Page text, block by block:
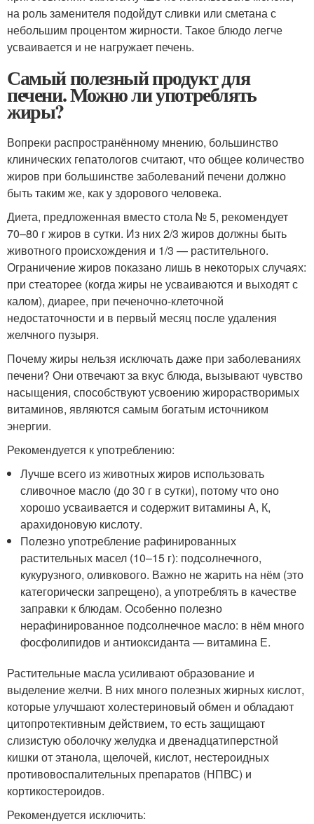
на роль заменителя подойдут сливки или сметана с
небольшим процентом жирности. Такое блюдо легче
усваивается и не нагружает печень.
Самый полезный продукт для
печени. Можно ли употреблять
жиры?
Вопреки распространённому мнению, большинство
клинических гепатологов считают, что общее количество
жиров при большинстве заболеваний печени должно
быть таким же, как у здорового человека.
Диета, предложенная вместо стола № 5, рекомендует
70–80 г жиров в сутки. Из них 2/3 жиров должны быть
животного происхождения и 1/3 — растительного.
Ограничение жиров показано лишь в некоторых случаях:
при стеаторее (когда жиры не усваиваются и выходят с
калом), диарее, при печеночно-клеточной
недостаточности и в первый месяц после удаления
желчного пузыря.
Почему жиры нельзя исключать даже при заболеваниях
печени? Они отвечают за вкус блюда, вызывают чувство
насыщения, способствуют усвоению жирорастворимых
витаминов, являются самым богатым источником
энергии.
Рекомендуется к употреблению:
Лучше всего из животных жиров использовать
сливочное масло (до 30 г в сутки), потому что оно
хорошо усваивается и содержит витамины А, К,
арахидоновую кислоту.
Полезно употребление рафинированных
растительных масел (10–15 г): подсолнечного,
кукурузного, оливкового. Важно не жарить на нём (это
категорически запрещено), а употреблять в качестве
заправки к блюдам. Особенно полезно
нерафинированное подсолнечное масло: в нём много
фосфолипидов и антиоксиданта — витамина Е.
Растительные масла усиливают образование и
выделение желчи. В них много полезных жирных кислот,
которые улучшают холестериновый обмен и обладают
цитопротективным действием, то есть защищают
слизистую оболочку желудка и двенадцатиперстной
кишки от этанола, щелочей, кислот, нестероидных
противовоспалительных препаратов (НПВС) и
кортикостероидов.
Рекомендуется исключить: